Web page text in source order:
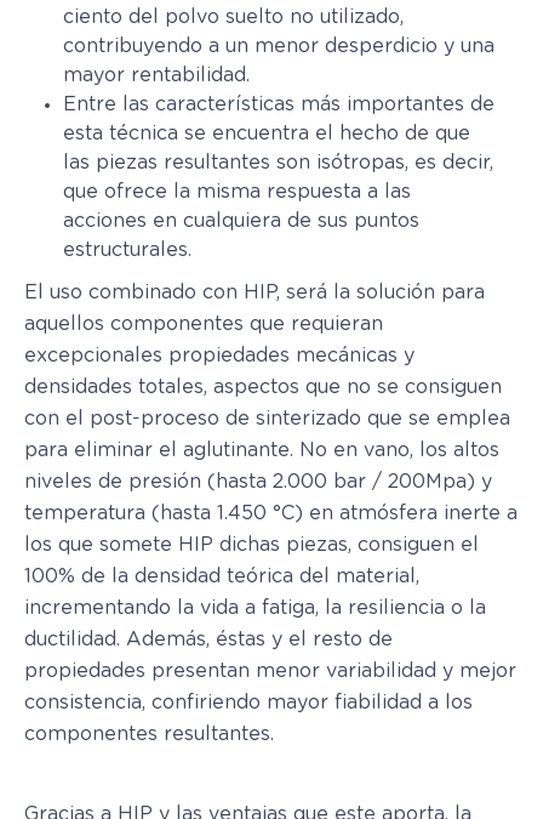
ciento del polvo suelto no utilizado,
contribuyendo a un menor desperdicio y una
mayor rentabilidad.
Entre las características más importantes de
esta técnica se encuentra el hecho de que
las piezas resultantes son isótropas, es decir,
que ofrece la misma respuesta a las
acciones en cualquiera de sus puntos
estructurales.
El uso combinado con HIP, será la solución para
aquellos componentes que requieran
excepcionales propiedades mecánicas y
densidades totales, aspectos que no se consiguen
con el post-proceso de sinterizado que se emplea
para eliminar el aglutinante. No en vano, los altos
niveles de presión (hasta 2.000 bar / 200Mpa) y
temperatura (hasta 1.450 °C) en atmósfera inerte a
los que somete HIP dichas piezas, consiguen el
100% de la densidad teórica del material,
incrementando la vida a fatiga, la resiliencia o la
ductilidad. Además, éstas y el resto de
propiedades presentan menor variabilidad y mejor
consistencia, confiriendo mayor fiabilidad a los
componentes resultantes.
Gracias a HIP y las ventajas que este aporta, la